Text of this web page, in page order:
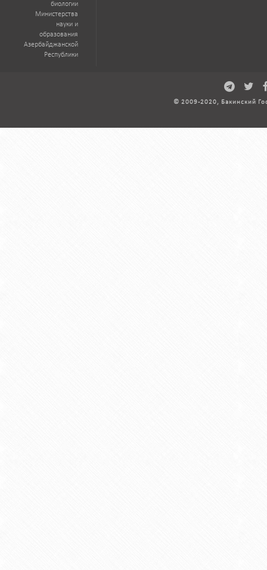
биологии
Министерства
науки и
образования
Азербайджанской
Республики
© 2009-2020, Бакинский